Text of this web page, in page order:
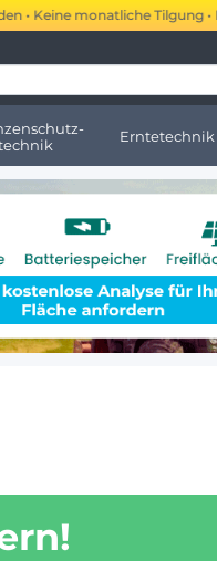
monatliche Tilgung • Kein
Erntetechnik